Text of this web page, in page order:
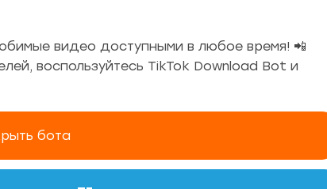
видео доступными в любое время! 📲
воспользуйтесь TikTok Download Bot и
бота